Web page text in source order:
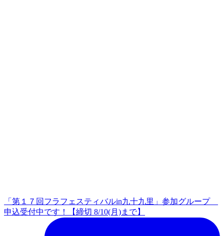
「第１７回フラフェスティバルin九十九里」参加グループ
申込受付中です！【締切 8/10(月)まで】